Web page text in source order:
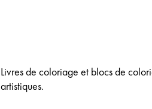
Livres de coloriage et blocs de
artistiques.